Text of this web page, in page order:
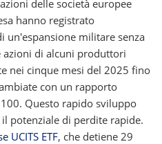
delle società europee
hanno registrato
un'espansione militare senza
azioni di alcuni produttori
nei cinque mesi del 2025 fino
con un rapporto
Questo rapido sviluppo
potenziale di perdite rapide.
UCITS ETF, che detiene 29